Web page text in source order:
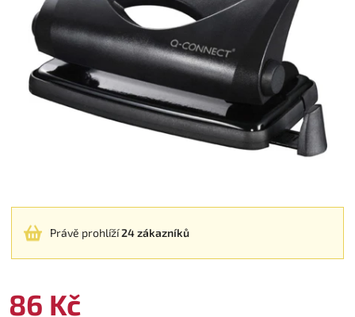
Právě prohlíží24 zákazníků
86 Kč